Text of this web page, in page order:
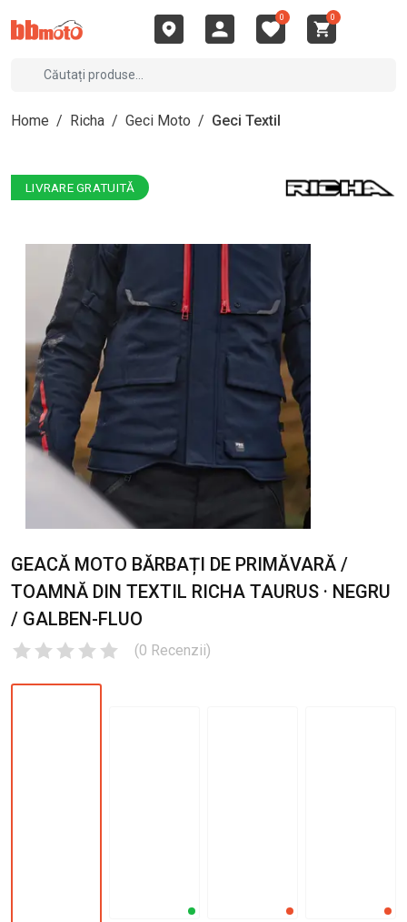
0 0
Home / Richa / Geci Moto / Geci Textil
LIVRARE GRATUITĂ
GEACĂ MOTO BĂRBAȚI DE PRIMĂVARĂ /
TOAMNĂ DIN TEXTIL RICHA TAURUS · NEGRU
/ GALBEN-FLUO
(0 Recenzii)